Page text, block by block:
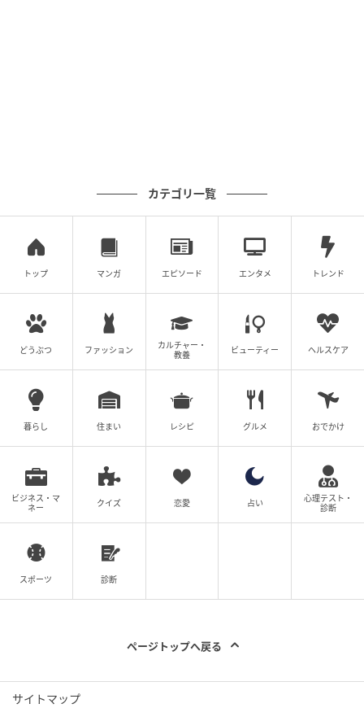
#1 お義姉さんたちくるって、私話したよ
ね？ ねぇ、それでも…
カテゴリ一覧
トップ マンガ エピソード エンタメ トレンド
どうぶつ ファッション
カルチャー・
教養
ビューティー ヘルスケア
暮らし 住まい レシピ グルメ おでかけ
ビジネス・マ
ネー
クイズ 恋愛 占い
心理テスト・
診断
スポーツ 診断
ページトップへ戻る
サイトマップ